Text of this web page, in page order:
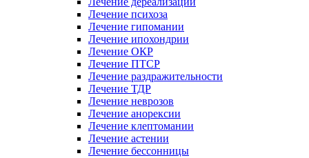
Лечение психоза
Лечение гипомании
Лечение ипохондрии
Лечение ОКР
Лечение ПТСР
Лечение раздражительности
Лечение ТДР
Лечение неврозов
Лечение анорексии
Лечение клептомании
Лечение астении
Лечение бессонницы